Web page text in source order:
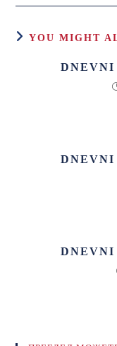
YOU MIGHT
DNEVNI
DNEVNI
DNEVNI